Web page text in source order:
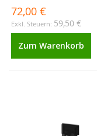
72,00 €
59,50 €
Zum Warenkorb